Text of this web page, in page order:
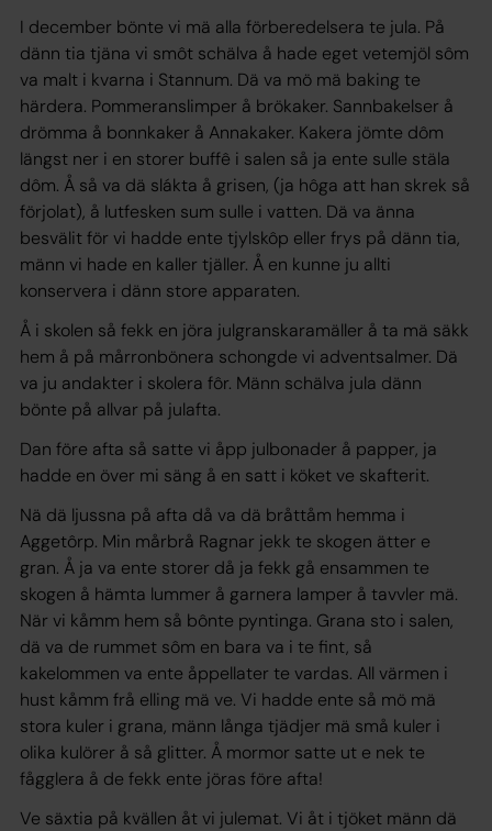
I december bönte vi mä alla förberedelsera te jula. På
dänn tia tjäna vi smôt schälva å hade eget vetemjöl sôm
va malt i kvarna i Stannum. Dä va mö mä baking te
härdera. Pommeranslimper å brökaker. Sannbakelser å
drömma å bonnkaker å Annakaker. Kakera jömte dôm
längst ner i en storer buffê i salen så ja ente sulle stäla
dôm. Å så va dä slákta å grisen, (ja hôga att han skrek så
förjolat), å lutfesken sum sulle i vatten. Dä va änna
besvälit för vi hadde ente tjylskôp eller frys på dänn tia,
männ vi hade en kaller tjäller. Å en kunne ju allti
konservera i dänn store apparaten.
Å i skolen så fekk en jöra julgranskaramäller å ta mä säkk
hem å på mårronbönera schongde vi adventsalmer. Dä
va ju andakter i skolera fôr. Männ schälva jula dänn
bönte på allvar på julafta.
Dan före afta så satte vi åpp julbonader å papper, ja
hadde en över mi säng å en satt i köket ve skafterit.
Nä dä ljussna på afta då va dä bråttåm hemma i
Aggetôrp. Min mårbrå Ragnar jekk te skogen ätter e
gran. Å ja va ente storer då ja fekk gå ensammen te
skogen å hämta lummer å garnera lamper å tavvler mä.
När vi kåmm hem så bônte pyntinga. Grana sto i salen,
dä va de rummet sôm en bara va i te fint, så
kakelommen va ente åppellater te vardas. All värmen i
hust kåmm frå elling mä ve. Vi hadde ente så mö mä
stora kuler i grana, männ långa tjädjer mä små kuler i
olika kulörer å så glitter. Å mormor satte ut e nek te
fågglera å de fekk ente jöras före afta!
Ve säxtia på kvällen åt vi julemat. Vi åt i tjöket männ dä